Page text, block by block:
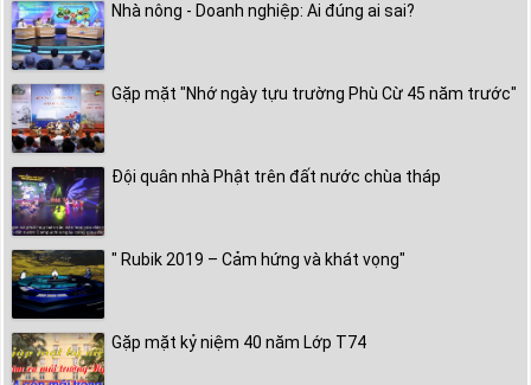
Nhà nông - Doanh nghiệp: Ai đúng ai sai?
Gặp mặt "Nhớ ngày tựu trường Phù Cừ 45 năm trước"
Đội quân nhà Phật trên đất nước chùa tháp
" Rubik 2019 – Cảm hứng và khát vọng"
Gặp mặt kỷ niệm 40 năm Lớp T74